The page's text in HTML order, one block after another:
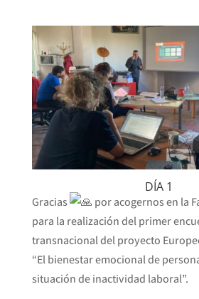
DÍA 1
Gracias
por acogernos en la
para la realización del primer
transnacional del proyecto
“El bienestar emocional de
situación de inactividad laboral”.